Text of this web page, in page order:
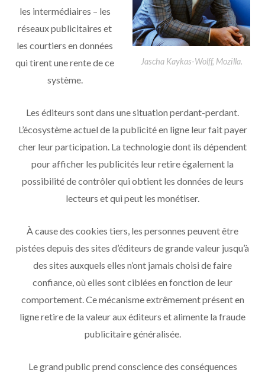
Jascha Kaykas-Wolff, Mozilla.
les intermédiaires – les
réseaux publicitaires et
les courtiers en données
qui tirent une rente de ce
système.
Les éditeurs sont dans une situation perdant-perdant.
L’écosystème actuel de la publicité en ligne leur fait payer
cher leur participation. La technologie dont ils dépendent
pour afficher les publicités leur retire également la
possibilité de contrôler qui obtient les données de leurs
lecteurs et qui peut les monétiser.
À cause des cookies tiers, les personnes peuvent être
pistées depuis des sites d’éditeurs de grande valeur jusqu’à
des sites auxquels elles n’ont jamais choisi de faire
confiance, où elles sont ciblées en fonction de leur
comportement. Ce mécanisme extrêmement présent en
ligne retire de la valeur aux éditeurs et alimente la fraude
publicitaire généralisée.
Le grand public prend conscience des conséquences